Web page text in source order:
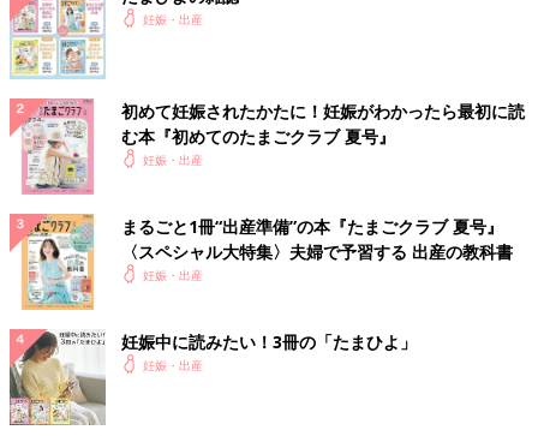
妊娠・出産
初めて妊娠されたかたに！妊娠がわかったら最初に読
む本『初めてのたまごクラブ 夏号』
妊娠・出産
まるごと1冊“出産準備”の本『たまごクラブ 夏号』
〈スペシャル大特集〉夫婦で予習する 出産の教科書
妊娠・出産
妊娠中に読みたい！3冊の「たまひよ」
妊娠・出産